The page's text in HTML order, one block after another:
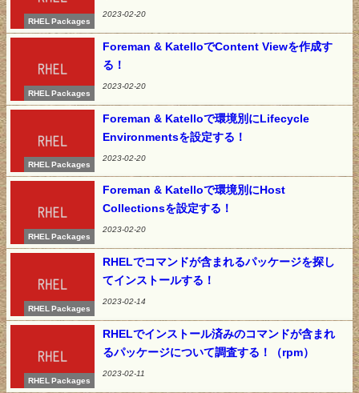
RHEL Packages
2023-02-20
RHEL Packages
Foreman & KatelloでContent Viewを作成す
る！
2023-02-20
RHEL Packages
Foreman & Katelloで環境別にLifecycle
Environmentsを設定する！
2023-02-20
RHEL Packages
Foreman & Katelloで環境別にHost
Collectionsを設定する！
2023-02-20
RHEL Packages
RHELでコマンドが含まれるパッケージを探し
てインストールする！
2023-02-14
RHEL Packages
RHELでインストール済みのコマンドが含まれ
るパッケージについて調査する！（rpm）
2023-02-11